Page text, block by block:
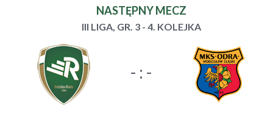
NASTĘPNY MECZ
III LIGA, GR. 3 - 4. KOLEJKA
- : -